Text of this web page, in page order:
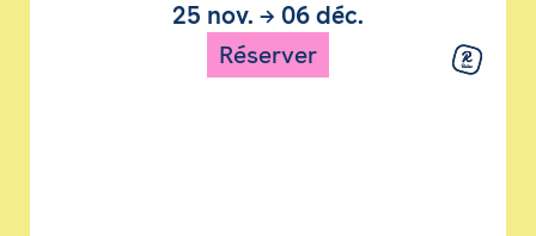
25 nov. → 06 déc.
Réserver